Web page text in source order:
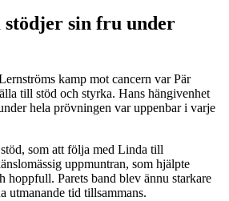
sin fru under
kamp mot cancern var Pär
till stöd och styrka. Hans hängivenhet
hela prövningen var uppenbar i varje
som att följa med Linda till
uppmuntran, som hjälpte
hoppfull. Parets band blev ännu starkare
utmanande tid tillsammans.